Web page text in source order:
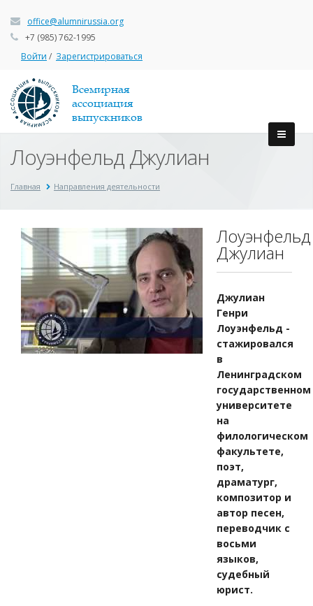
office@alumnirussia.org
+7 (985) 762-1995
Войти / Зарегистрироваться
Всемирная
ассоциация
выпускников
Лоуэнфельд Джулиан
Главная Направления деятельности
Лоуэнфельд
Джулиан
Джулиан
Генри
Лоуэнфельд -
стажировался
в
Ленинградском
государственном
университете
на
филологическом
факультете,
поэт,
драматург,
композитор и
автор песен,
переводчик с
восьми
языков,
судебный
юрист.